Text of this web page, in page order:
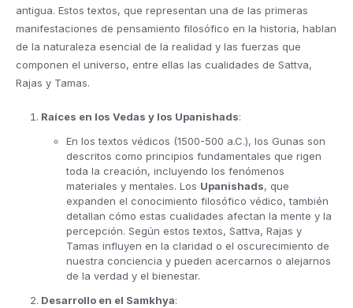
antigua. Estos textos, que representan una de las primeras
manifestaciones de pensamiento filosófico en la historia, hablan
de la naturaleza esencial de la realidad y las fuerzas que
componen el universo, entre ellas las cualidades de Sattva,
Rajas y Tamas.
Raíces en los Vedas y los Upanishads:
En los textos védicos (1500-500 a.C.), los Gunas son
descritos como principios fundamentales que rigen
toda la creación, incluyendo los fenómenos
materiales y mentales. Los Upanishads, que
expanden el conocimiento filosófico védico, también
detallan cómo estas cualidades afectan la mente y la
percepción. Según estos textos, Sattva, Rajas y
Tamas influyen en la claridad o el oscurecimiento de
nuestra conciencia y pueden acercarnos o alejarnos
de la verdad y el bienestar.
Desarrollo en el Samkhya: